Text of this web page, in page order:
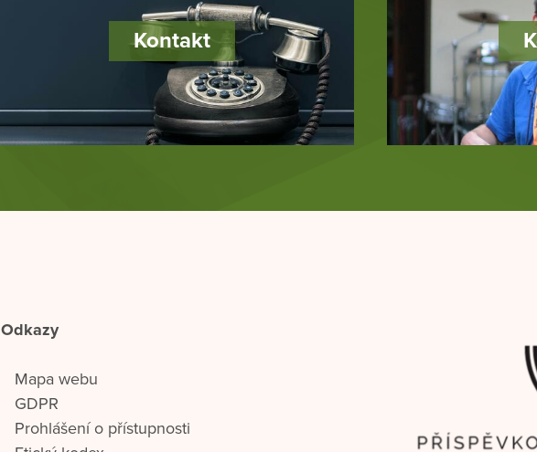
Kontakt
Odkazy
Mapa webu
GDPR
Prohlášení o přístupnosti